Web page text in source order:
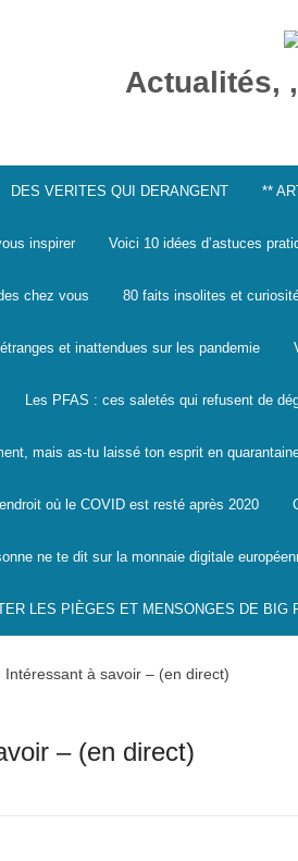
Actualités,
DES VERITES QUI DERANGENT **
inspirer Voici 10 idées d’astuces
chez vous 80 faits insolites et
et inattendues sur les pandemie
Les PFAS : ces saletés qui refusent de
mais as-tu laissé ton esprit en
où le COVID est resté après 2020
ne te dit sur la monnaie digitale
LES PIÈGES ET MENSONGES DE BIG
Intéressant à savoir – (en direct)
– (en direct)